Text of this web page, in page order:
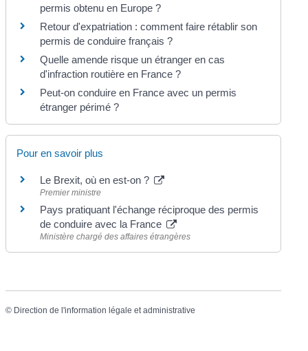
permis obtenu en Europe ?
Retour d'expatriation : comment faire rétablir son
permis de conduire français ?
Quelle amende risque un étranger en cas
d'infraction routière en France ?
Peut-on conduire en France avec un permis
étranger périmé ?
Pour en savoir plus
Le Brexit, où en est-on ?
Premier ministre
Pays pratiquant l'échange réciproque des permis
de conduire avec la France
Ministère chargé des affaires étrangères
© Direction de l'information légale et administrative